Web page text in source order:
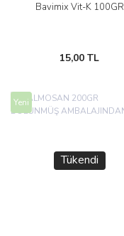
Bavimix Vit-K 100GR
15,00 TL
Yeni
Tükendi